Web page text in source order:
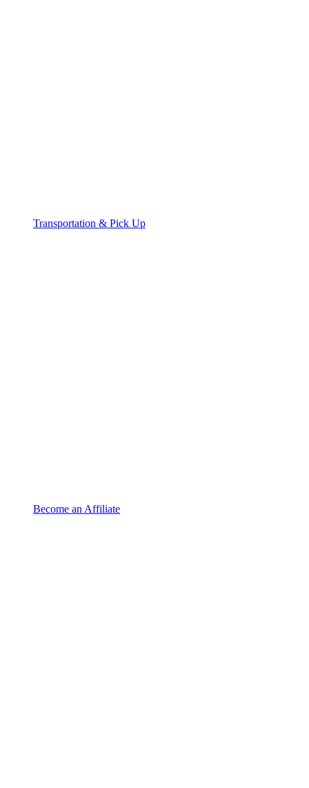
Transportation & Pick Up
Become an Affiliate